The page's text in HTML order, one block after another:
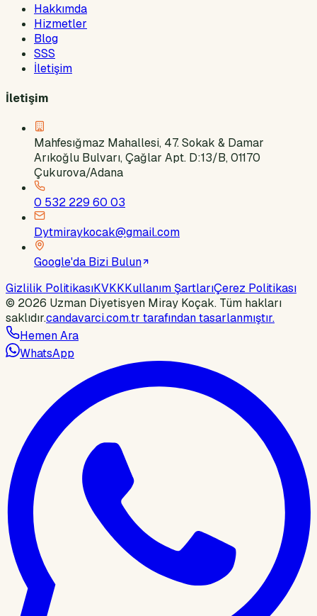
Hakkımda
Hizmetler
Blog
SSS
İletişim
İletişim
Mahfesığmaz Mahallesi, 47. Sokak & Damar
Arıkoğlu Bulvarı, Çağlar Apt. D:13/B, 01170
Çukurova/Adana
0 532 229 60 03
Dytmiraykocak@gmail.com
Google'da Bizi Bulun
Gizlilik PolitikasıKVKKKullanım ŞartlarıÇerez Politikası
© 2026 Uzman Diyetisyen Miray Koçak. Tüm hakları
saklıdır.candavarci.com.tr tarafından tasarlanmıştır.
Hemen Ara
WhatsApp